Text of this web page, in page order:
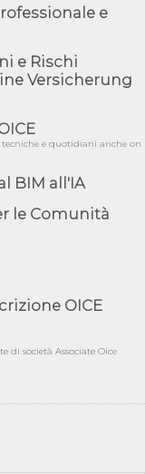
per recepimento
oggi la
responsabilità
al Bando tipo
Confindustria
metropolitana
Regionale della
professionisti
Competition -
fattibilità da
procedimenti
ad
e
e Rischi
Versicherung
e quotidiani anche on
BIM all'IA
le Comunità
OICE
di società Associate Oice